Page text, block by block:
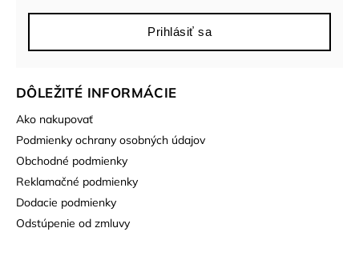
DÔLEŽITÉ INFORMÁCIE
Ako nakupovať
Podmienky ochrany osobných údajov
Obchodné podmienky
Reklamačné podmienky
Dodacie podmienky
Odstúpenie od zmluvy
Prihlásiť sa